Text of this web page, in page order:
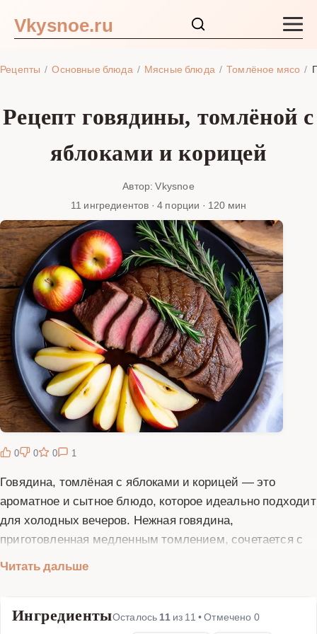
Vkysnoe.ru
Рецепты Основные блюда Мясные блюда Томлёное мясо
Рецепт говядины, томлёной с
яблоками и корицей
Автор: Vkysnoe
11 ингредиентов · 4 порции · 120 мин
0 0 0 1
Говядина, томлёная с яблоками и корицей — это
ароматное и сытное блюдо, которое идеально подходит
для холодных вечеров. Нежная говядина,
приготовленная медленным томлением, сочетается с
создавая неповторимый вкус. Этот рецепт пришёл к
благодаря своей простоте и изысканности. Основные
Читать дальше
ИнгредиентыОсталось 11из 11 • Отмечено 0